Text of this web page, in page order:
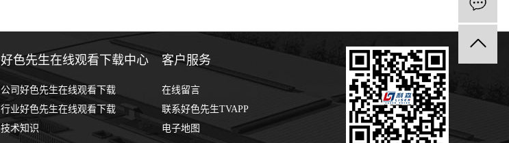
好色先生在线观看下载中心
公司好色先生在线观看下载
行业好色先生在线观看下载
技术知识
客户服务
在线留言
联系好色先生TVAPP
电子地图